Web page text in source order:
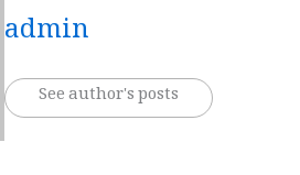
admin
See author's posts